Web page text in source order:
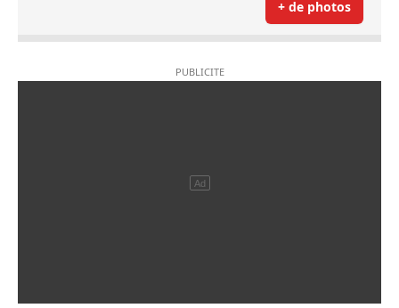
+ de photos